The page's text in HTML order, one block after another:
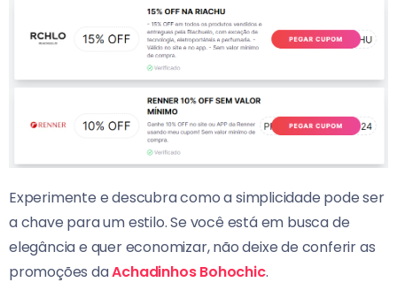
Experimente e descubra como a simplicidade pode ser
a chave para um estilo. Se você está em busca de
elegância e quer economizar, não deixe de conferir as
promoções daAchadinhos Bohochic.